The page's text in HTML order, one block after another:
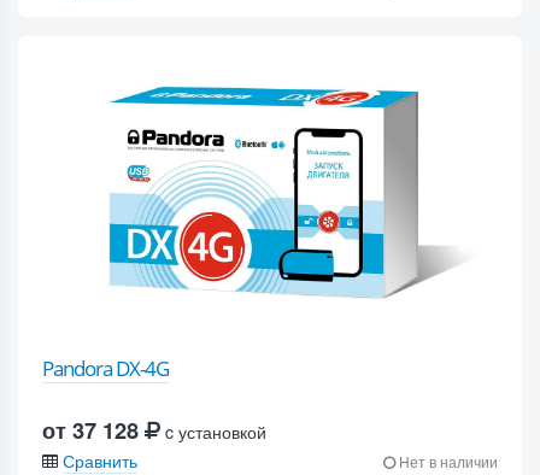
Pandora DX-4G
от 37 128
c установкой
Сравнить
Нет в наличии